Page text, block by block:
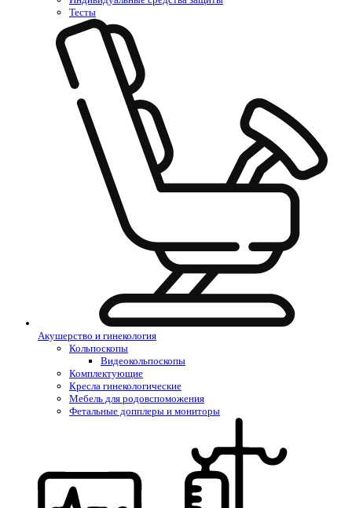
Тесты
Акушерство и гинекология
Кольпоскопы
Видеокольпоскопы
Комплектующие
Кресла гинекологические
Мебель для родовспоможения
Фетальные допплеры и мониторы